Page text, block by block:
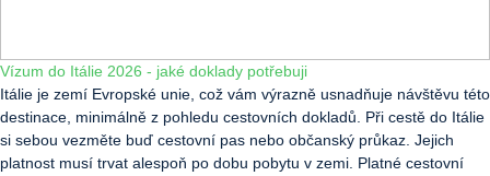
Vízum do Itálie 2026 - jaké doklady potřebuji
Itálie je zemí Evropské unie, což vám výrazně usnadňuje návštěvu této
destinace, minimálně z pohledu cestovních dokladů. Při cestě do Itálie
si sebou vezměte buď cestovní pas nebo občanský průkaz. Jejich
platnost musí trvat alespoň po dobu pobytu v zemi. Platné cestovní